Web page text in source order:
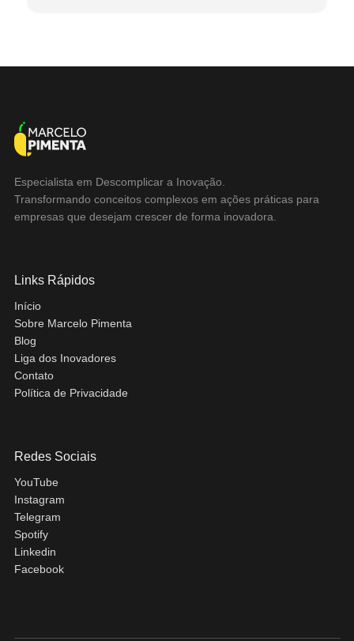
Especialista em Descomplicar a Inovação.
Transformando conceitos complexos em ações práticas para
empresas que desejam crescer de forma inovadora.
Links Rápidos
Início
Sobre Marcelo Pimenta
Blog
Liga dos Inovadores
Contato
Política de Privacidade
Redes Sociais
YouTube
Instagram
Telegram
Spotify
Linkedin
Facebook